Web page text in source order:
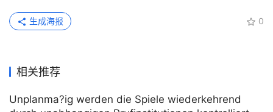
0
生成海报
相关推荐
Unplanma?ig werden die Spiele wiederkehrend